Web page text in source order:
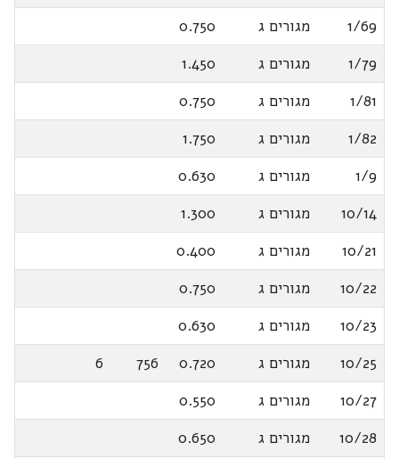
1/69
מגורים ג
0.750
1/79
מגורים ג
1.450
1/81
מגורים ג
0.750
1/82
מגורים ג
1.750
1/9
מגורים ג
0.630
10/14
מגורים ג
1.300
10/21
מגורים ג
0.400
10/22
מגורים ג
0.750
10/23
מגורים ג
0.630
10/25
מגורים ג 0.720
756
6
10/27
מגורים ג
0.550
10/28
מגורים ג
0.650